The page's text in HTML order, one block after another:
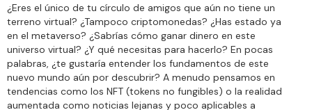
¿Eres el único de tu círculo de amigos que aún no tiene un
terreno virtual? ¿Tampoco criptomonedas? ¿Has estado ya
en el metaverso? ¿Sabrías cómo ganar dinero en este
universo virtual? ¿Y qué necesitas para hacerlo? En pocas
palabras, ¿te gustaría entender los fundamentos de este
nuevo mundo aún por descubrir? A menudo pensamos en
tendencias como los NFT (tokens no fungibles) o la realidad
aumentada como noticias lejanas y poco aplicables a